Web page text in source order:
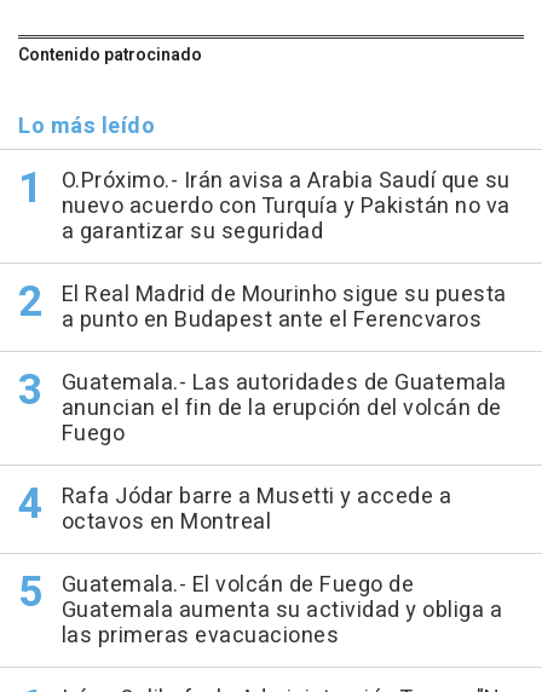
Contenido patrocinado
Lo más leído
O.Próximo.- Irán avisa a Arabia Saudí que su
nuevo acuerdo con Turquía y Pakistán no va
a garantizar su seguridad
El Real Madrid de Mourinho sigue su puesta
a punto en Budapest ante el Ferencvaros
Guatemala.- Las autoridades de Guatemala
anuncian el fin de la erupción del volcán de
Fuego
Rafa Jódar barre a Musetti y accede a
octavos en Montreal
Guatemala.- El volcán de Fuego de
Guatemala aumenta su actividad y obliga a
las primeras evacuaciones